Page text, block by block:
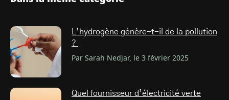
L’hydrogène génère-t-il de la pollution
?
Par Sarah Nedjar, le 3 février 2025
Quel fournisseur d’électricité verte